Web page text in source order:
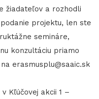
žiadateľov a rozhodli
projektu, len ste
semináre,
konzultáciu priamo
erasmusplu@saaic.sk
Kľúčovej akcii 1 –